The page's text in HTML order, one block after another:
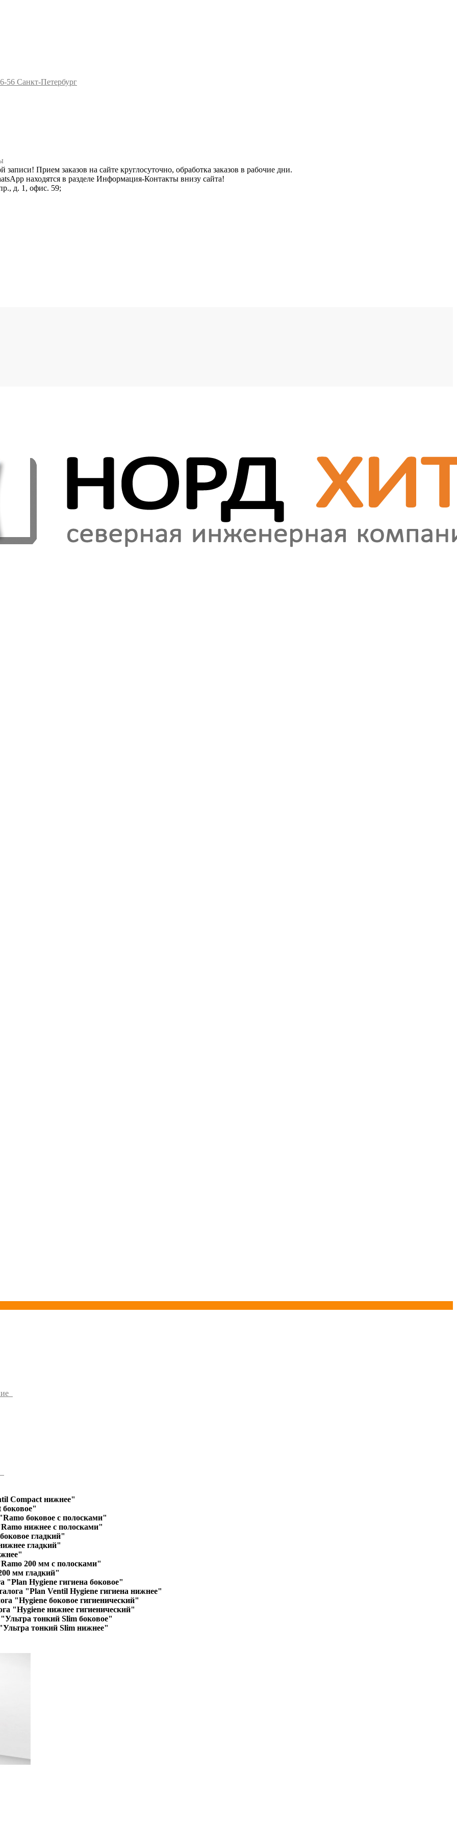
56 Санкт-Петербург
Прием заказов на сайте круглосуточно, обработка заказов в рабочие дни.
находятся в разделе Информация-Контакты внизу сайта!
д. 1, офис. 59;
Compact нижнее"
боковое"
боковое с полосками"
нижнее с полосками"
гладкий"
гладкий"
200 мм с полосками"
мм гладкий"
"Plan Hygiene гигиена боковое"
"Plan Ventil Hygiene гигиена нижнее"
"Hygiene боковое гигиенический"
"Hygiene нижнее гигиенический"
тонкий Slim боковое"
тонкий Slim нижнее"